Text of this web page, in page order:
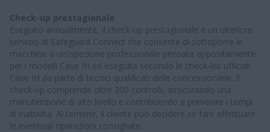
Check-up prestagionale
Eseguito annualmente, il check-up prestagionale è un ulteriore
servizio di Safeguard Connect che consente di sottoporre le
macchine a un'ispezione professionale pensata appositamente
per i modelli Case IH ed eseguita secondo le check-list ufficiali
Case IH da parte di tecnici qualificati delle concessionarie. Il
check-up comprende oltre 200 controlli, assicurando una
manutenzione di alto livello e contribuendo a prevenire i tempi
di inattività. Al termine, il cliente può decidere se fare effettuare
le eventuali riparazioni consigliate.